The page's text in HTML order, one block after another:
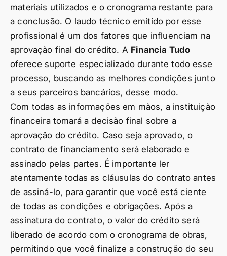
materiais utilizados e o cronograma restante para
a conclusão. O laudo técnico emitido por esse
profissional é um dos fatores que influenciam na
aprovação final do crédito. A Financia Tudo
oferece suporte especializado durante todo esse
processo, buscando as melhores condições junto
a seus parceiros bancários, desse modo.
Com todas as informações em mãos, a instituição
financeira tomará a decisão final sobre a
aprovação do crédito. Caso seja aprovado, o
contrato de financiamento será elaborado e
assinado pelas partes. É importante ler
atentamente todas as cláusulas do contrato antes
de assiná-lo, para garantir que você está ciente
de todas as condições e obrigações. Após a
assinatura do contrato, o valor do crédito será
liberado de acordo com o cronograma de obras,
permitindo que você finalize a construção do seu